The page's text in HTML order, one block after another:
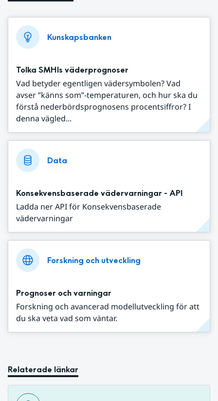
Kunskapsbanken
Tolka SMHIs väderprognoser
Vad betyder egentligen vädersymbolen? Vad
avser ”känns som”-temperaturen, och hur ska du
förstå nederbördsprognosens procentsiffror? I
denna vägled...
Data
Konsekvensbaserade vädervarningar - API
Ladda ner API för Konsekvensbaserade
vädervarningar
Forskning och utveckling
Prognoser och varningar
Forskning och avancerad modellutveckling för att
du ska veta vad som väntar.
Relaterade länkar